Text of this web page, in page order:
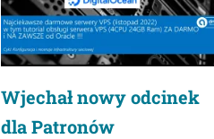
Wjechał nowy odcinek
dla Patronów